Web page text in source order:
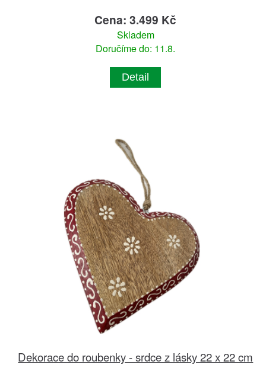
Cena: 3.499 Kč
Skladem
Doručíme do: 11.8.
Detail
Dekorace do roubenky - srdce z lásky 22 x 22 cm